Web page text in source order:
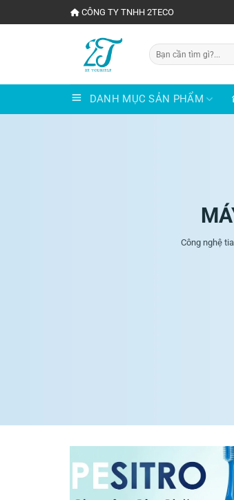
đến
CÔNG TY TNHH 2TECO
Tìm
kiếm:
DANH MỤC SẢN PHẨM
Công nghệ